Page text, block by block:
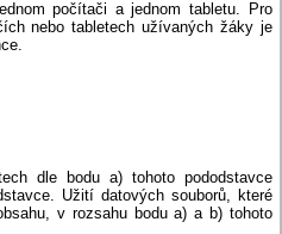
počítači a jednom tabletu. Pro
nebo tabletech užívaných žáky je
dle bodu a) tohoto pododstavce
Užití datových souborů, které
v rozsahu bodu a) a b) tohoto